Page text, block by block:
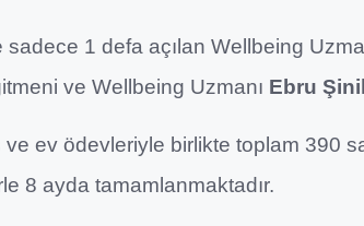
1 defa açılan Wellbeing
ve Wellbeing Uzmanı Ebru
ev ödevleriyle birlikte toplam 390
8 ayda tamamlanmaktadır.